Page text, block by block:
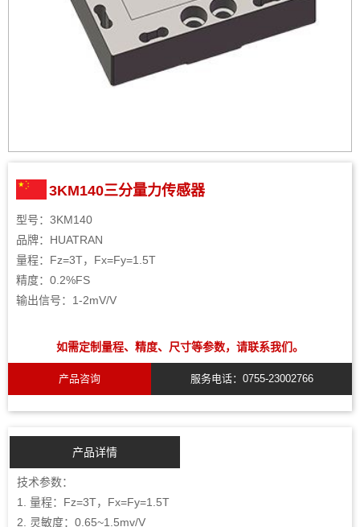
3KM140三分量力传感器
型号：3KM140
品牌：HUATRAN
量程：Fz=3T，Fx=Fy=1.5T
精度：0.2%FS
输出信号：1-2mV/V
如需定制量程、精度、尺寸等参数，请联系我们。
产品咨询 服务电话：0755-23002766
产品详情
技术参数：
1. 量程：Fz=3T，Fx=Fy=1.5T
2. 灵敏度：0.65~1.5mv/V